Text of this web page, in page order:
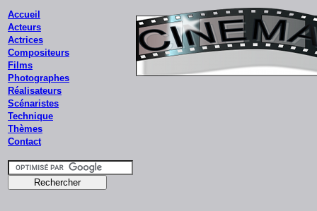
Accueil
Acteurs
Actrices
Compositeurs
Films
Photographes
Réalisateurs
Scénaristes
Technique
Thèmes
Contact